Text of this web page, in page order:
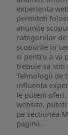
experienta
permiteti
anumite
categoriilor
scopurile in
si pentru a va
trebuie sa stiti
Tehnologii de
influenta
le putem
website,
pe sectiunea
paginii.